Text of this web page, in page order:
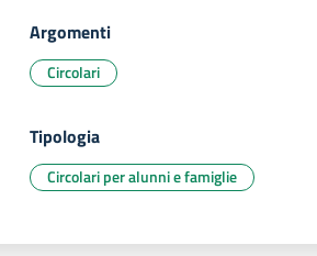
Argomenti
Circolari
Tipologia
Circolari per alunni e famiglie